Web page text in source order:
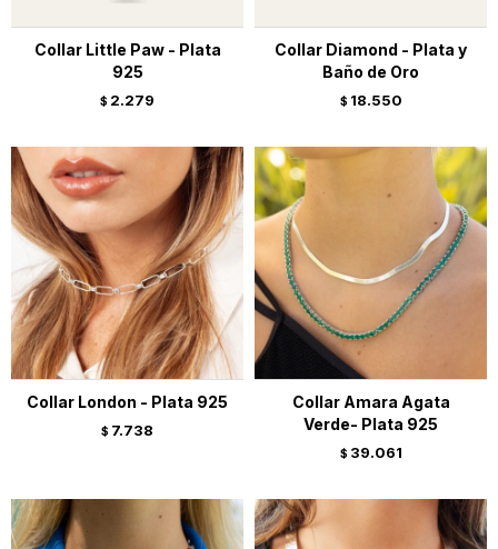
Collar Little Paw - Plata
925
$ 2.279
Collar Diamond - Plata y
Baño de Oro
$ 18.550
Collar London - Plata 925
$ 7.738
Collar Amara Agata
Verde- Plata 925
$ 39.061